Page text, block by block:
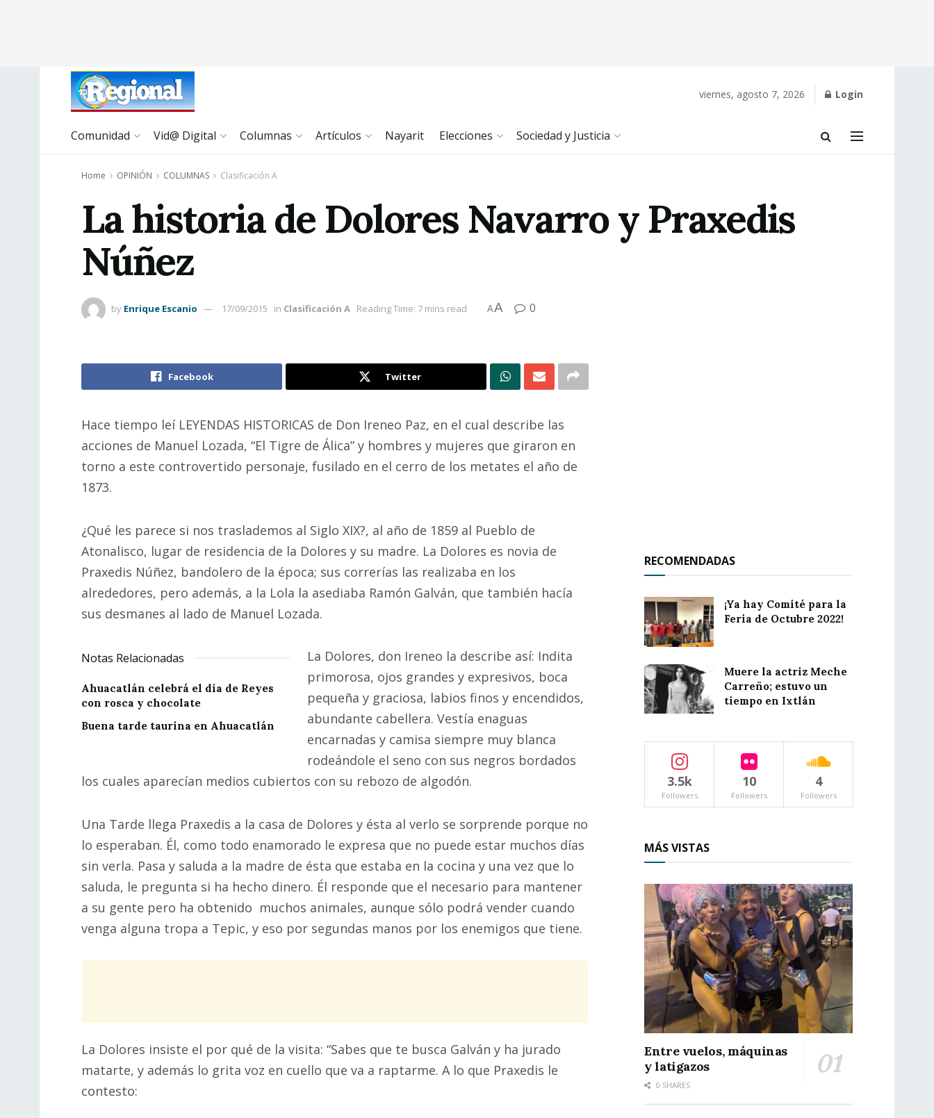
viernes, agosto 7, 2026 Login
Comunidad Vid@ Digital Columnas Artículos Nayarit Elecciones Sociedad y Justicia
Home OPINIÓN COLUMNAS Clasificación A
La historia de Dolores Navarro y Praxedis
Núñez
by Enrique Escanio 17/09/2015 in Clasificación A Reading Time: 7 mins read AA 0
Facebook Twitter
Hace tiempo leí LEYENDAS HISTORICAS de Don Ireneo Paz, en el cual describe las
acciones de Manuel Lozada, “El Tigre de Álica” y hombres y mujeres que giraron en
torno a este controvertido personaje, fusilado en el cerro de los metates el año de
1873.
¿Qué les parece si nos traslademos al Siglo XIX?, al año de 1859 al Pueblo de
Atonalisco, lugar de residencia de la Dolores y su madre. La Dolores es novia de
Praxedis Núñez, bandolero de la época; sus correrías las realizaba en los
alrededores, pero además, a la Lola la asediaba Ramón Galván, que también hacía
sus desmanes al lado de Manuel Lozada.
Notas Relacionadas
Ahuacatlán celebrá el día de Reyes
con rosca y chocolate
Buena tarde taurina en Ahuacatlán
La Dolores, don Ireneo la describe así: Indita
primorosa, ojos grandes y expresivos, boca
pequeña y graciosa, labios finos y encendidos,
abundante cabellera. Vestía enaguas
encarnadas y camisa siempre muy blanca
rodeándole el seno con sus negros bordados
los cuales aparecían medios cubiertos con su rebozo de algodón.
Una Tarde llega Praxedis a la casa de Dolores y ésta al verlo se sorprende porque no
lo esperaban. Él, como todo enamorado le expresa que no puede estar muchos días
sin verla. Pasa y saluda a la madre de ésta que estaba en la cocina y una vez que lo
saluda, le pregunta si ha hecho dinero. Él responde que el necesario para mantener
a su gente pero ha obtenido muchos animales, aunque sólo podrá vender cuando
venga alguna tropa a Tepic, y eso por segundas manos por los enemigos que tiene.
La Dolores insiste el por qué de la visita: “Sabes que te busca Galván y ha jurado
matarte, y además lo grita voz en cuello que va a raptarme. A lo que Praxedis le
contesto:
RECOMENDADAS
¡Ya hay Comité para la
Feria de Octubre 2022!
Muere la actriz Meche
Carreño; estuvo un
tiempo en Ixtlán
3.5k
Followers
10
Followers
4
Followers
MÁS VISTAS
Entre vuelos, máquinas
y latigazos
0 SHARES